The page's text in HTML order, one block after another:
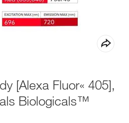
[Alexa Fluor« 405],
Biologicals™